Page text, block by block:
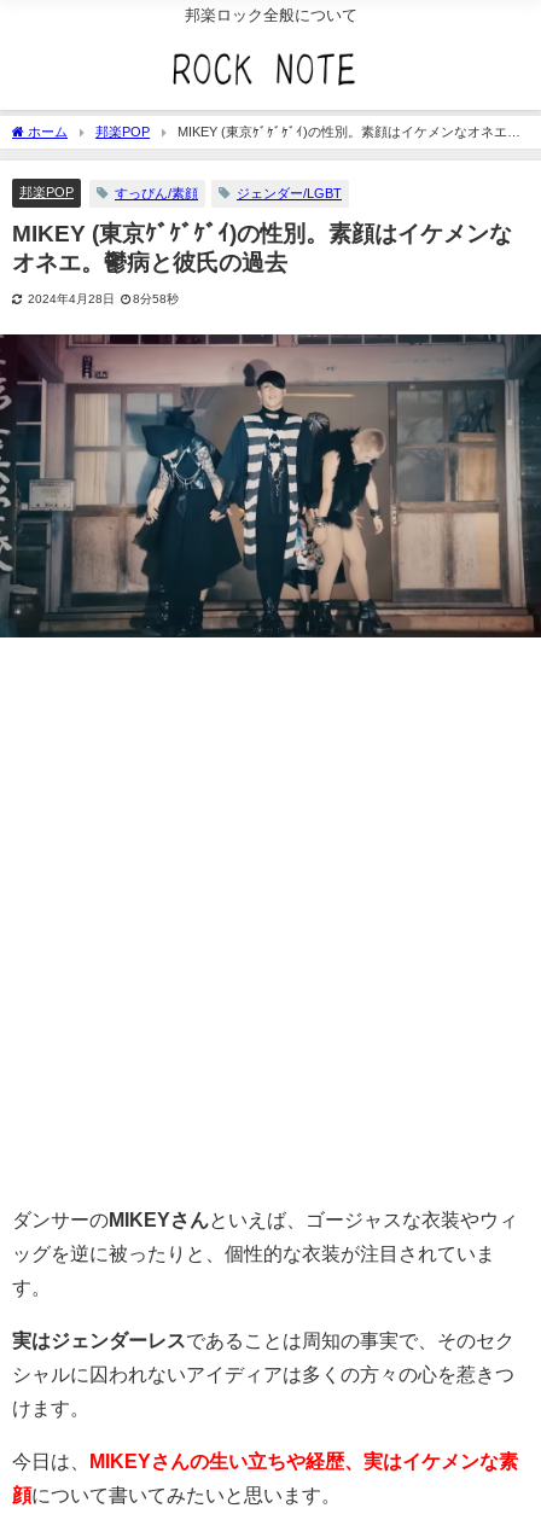
邦楽ロック全般について
ホーム 邦楽POP
MIKEY (東京ｹﾞｹﾞｹﾞｲ)の性別。素顔はイケメンなオネエ。
鬱病と彼氏の過去
邦楽POP すっぴん/素顔 ジェンダー/LGBT
MIKEY (東京ｹﾞｹﾞｹﾞｲ)の性別。素顔はイケメンな
オネエ。鬱病と彼氏の過去
2024年4月28日 8分58秒
ダンサーのMIKEYさん といえば、ゴージャスな衣装やウィ
ッグを逆に被ったりと、個性的な衣装が注目されていま
す。
実はジェンダーレスであることは周知の事実で、そのセク
シャルに囚われないアイディアは多くの方々の心を惹きつ
けます。
今日は、 MIKEYさんの生い立ちや経歴、実はイケメンな素
顔について書いてみたいと思います。